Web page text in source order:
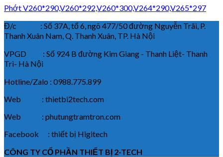
Phớt V260*290,V260*292,V260*300,V264*290,V265*297
Đ/c : Số 37A, tổ 6, ngõ 477/50 đường Nguyễn Trãi, P.
Thanh Xuân Nam, Q. Thanh Xuân, TP. Hà Nội
VPGD : Số 924 B đường Kim Giang - Thanh Liệt- Thanh
Trì- Hà Nội
Hotline/Zalo : 0988.775.899
Web : thietbi2tech.com
Web : phutungtramtron.com
Facebook : thiết bị Higitech
CÔNG TY CỔ PHẦN THIẾT BỊ 2-TECH